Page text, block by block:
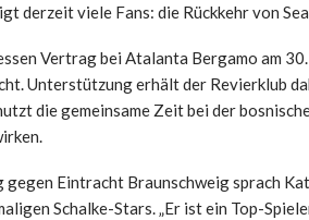
derzeit viele Fans: die Rückkehr von
Vertrag bei Atalanta Bergamo am
Unterstützung erhält der Revierklub
die gemeinsame Zeit bei der
gegen Eintracht Braunschweig sprach
Schalke-Stars. „Er ist ein Top-